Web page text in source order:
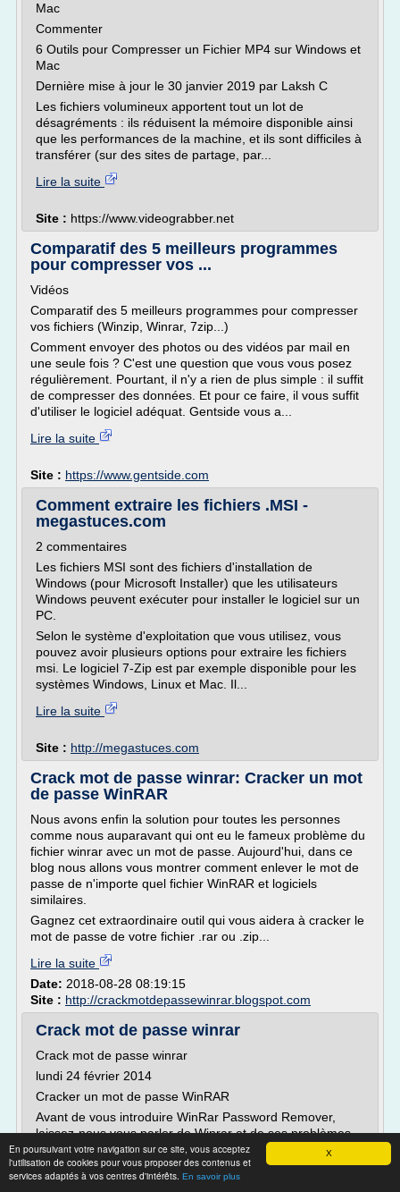
X
En poursuivant votre navigation sur ce site, vous acceptez
l'utilisation de cookies pour vous proposer des contenus et
services adaptés à vos centres d'intérêts. En savoir plus
Mac
Commenter
6 Outils pour Compresser un Fichier MP4 sur Windows et
Mac
Dernière mise à jour le 30 janvier 2019 par Laksh C
Les fichiers volumineux apportent tout un lot de
désagréments : ils réduisent la mémoire disponible ainsi
que les performances de la machine, et ils sont difficiles à
transférer (sur des sites de partage, par...
Lire la suite
Site : https://www.videograbber.net
Comparatif des 5 meilleurs programmes
pour compresser vos ...
Vidéos
Comparatif des 5 meilleurs programmes pour compresser
vos fichiers (Winzip, Winrar, 7zip...)
Comment envoyer des photos ou des vidéos par mail en
une seule fois ? C'est une question que vous vous posez
régulièrement. Pourtant, il n'y a rien de plus simple : il suffit
de compresser des données. Et pour ce faire, il vous suffit
d'utiliser le logiciel adéquat. Gentside vous a...
Lire la suite
Site : https://www.gentside.com
Comment extraire les fichiers .MSI -
megastuces.com
2 commentaires
Les fichiers MSI sont des fichiers d'installation de
Windows (pour Microsoft Installer) que les utilisateurs
Windows peuvent exécuter pour installer le logiciel sur un
PC.
Selon le système d'exploitation que vous utilisez, vous
pouvez avoir plusieurs options pour extraire les fichiers
msi. Le logiciel 7-Zip est par exemple disponible pour les
systèmes Windows, Linux et Mac. Il...
Lire la suite
Site : http://megastuces.com
Crack mot de passe winrar: Cracker un mot
de passe WinRAR
Nous avons enfin la solution pour toutes les personnes
comme nous auparavant qui ont eu le fameux problème du
fichier winrar avec un mot de passe. Aujourd'hui, dans ce
blog nous allons vous montrer comment enlever le mot de
passe de n'importe quel fichier WinRAR et logiciels
similaires.
Gagnez cet extraordinaire outil qui vous aidera à cracker le
mot de passe de votre fichier .rar ou .zip...
Lire la suite
Date: 2018-08-28 08:19:15
Site : http://crackmotdepassewinrar.blogspot.com
Crack mot de passe winrar
Crack mot de passe winrar
lundi 24 février 2014
Cracker un mot de passe WinRAR
Avant de vous introduire WinRar Password Remover,
laissez-nous vous parler de Winrar et de ses problèmes
de protection par mot de passe.
WinRAR est un logiciel propriétaire de compression de
données développé par le russe Eugene Roshal. Il est